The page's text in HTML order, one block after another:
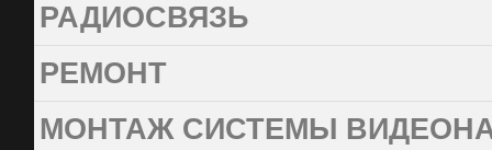
РАДИОСВЯЗЬ
РЕМОНТ
МОНТАЖ СИСТЕМЫ